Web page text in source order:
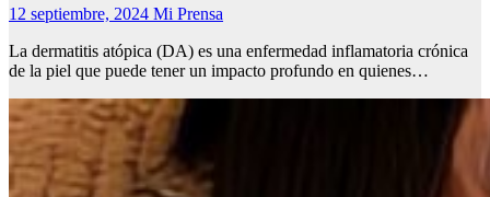
12 septiembre, 2024 Mi Prensa
La dermatitis atópica (DA) es una enfermedad inflamatoria crónica
de la piel que puede tener un impacto profundo en quienes…